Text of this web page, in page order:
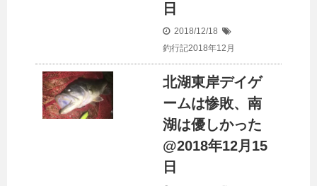
日
2018/12/18
釣行記2018年12月
北湖東岸デイゲ
ームは惨敗、南
湖は優しかった
@2018年12月15
日